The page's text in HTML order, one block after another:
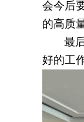
会今后
的高质
最
好的工